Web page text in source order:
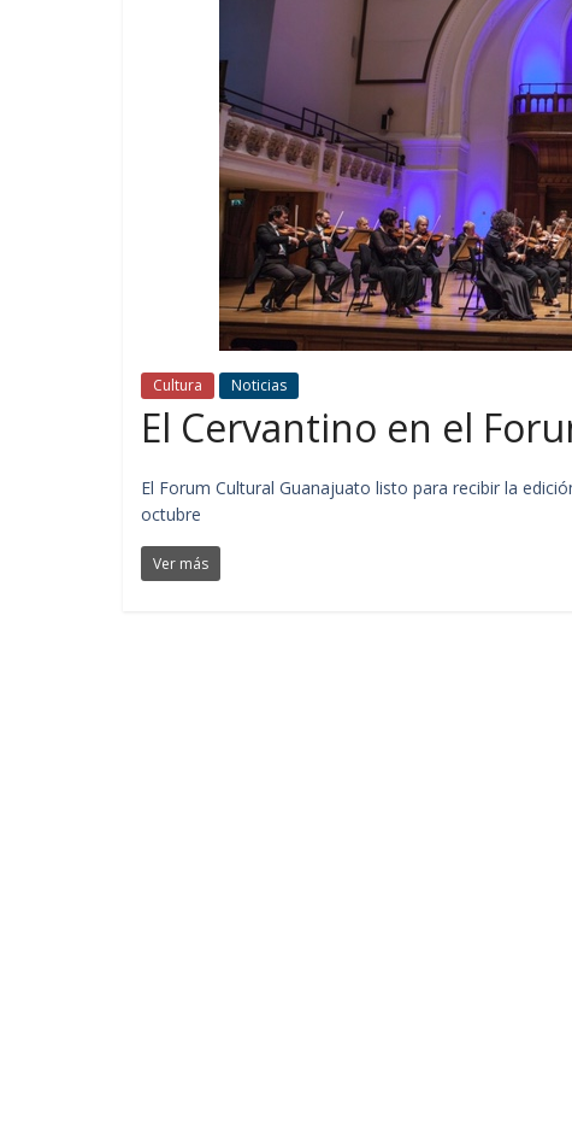
Cultura Noticias
El Cervantino en el
El Forum Cultural Guanajuato listo para recibir la
octubre
Ver más